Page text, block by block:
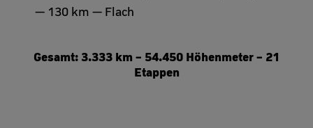
— 130 km — Flach
Gesamt: 3.333 km – 54.450 Höhenmeter – 21
Etappen